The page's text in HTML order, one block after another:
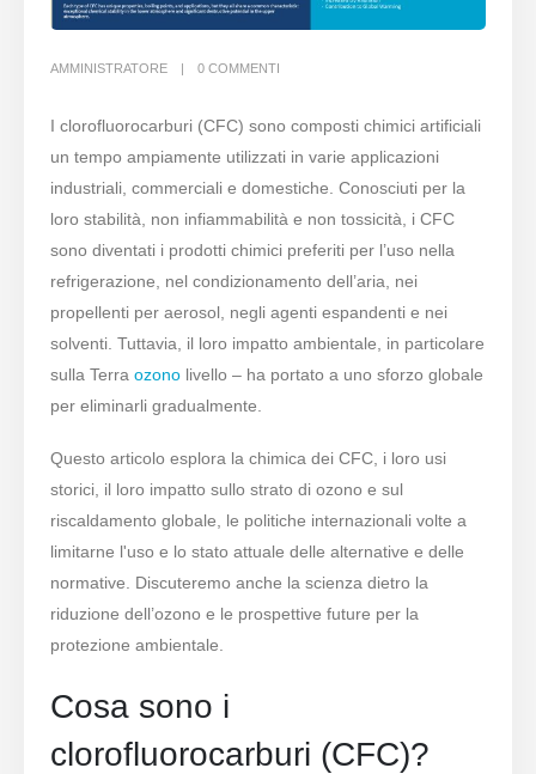
AMMINISTRATORE 0 COMMENTI
I clorofluorocarburi (CFC) sono composti chimici artificiali
un tempo ampiamente utilizzati in varie applicazioni
industriali, commerciali e domestiche. Conosciuti per la
loro stabilità, non infiammabilità e non tossicità, i CFC
sono diventati i prodotti chimici preferiti per l’uso nella
refrigerazione, nel condizionamento dell’aria, nei
propellenti per aerosol, negli agenti espandenti e nei
solventi. Tuttavia, il loro impatto ambientale, in particolare
sulla Terraozono livello – ha portato a uno sforzo globale
per eliminarli gradualmente.
Questo articolo esplora la chimica dei CFC, i loro usi
storici, il loro impatto sullo strato di ozono e sul
riscaldamento globale, le politiche internazionali volte a
limitarne l'uso e lo stato attuale delle alternative e delle
normative. Discuteremo anche la scienza dietro la
riduzione dell’ozono e le prospettive future per la
protezione ambientale.
Cosa sono i
clorofluorocarburi (CFC)?